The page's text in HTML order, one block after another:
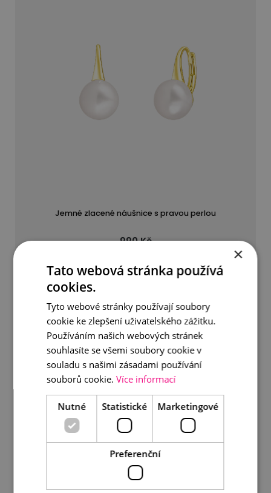
Jemné zlacené náušnice s pravou perlou
990 Kč
DO KOŠÍKU
×
Tato webová stránka používá
cookies.
Tyto webové stránky používají soubory
cookie ke zlepšení uživatelského zážitku.
Používáním našich webových stránek
souhlasíte se všemi soubory cookie v
souladu s našimi zásadami používání
souborů cookie. Více informací
Nutné Statistické Marketingové
Preferenční